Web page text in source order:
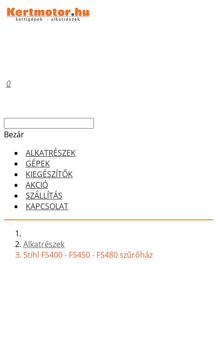
0
Bezár
ALKATRÉSZEK
GÉPEK
KIEGÉSZÍTŐK
AKCIÓ
SZÁLLÍTÁS
KAPCSOLAT
Alkatrészek
Stihl FS400 - FS450 - FS480 szűrőház